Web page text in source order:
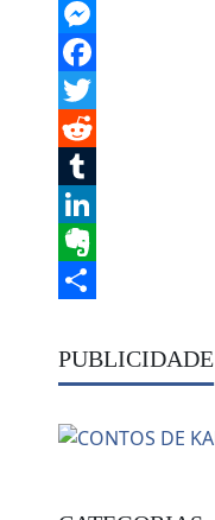
Skype
Messenger
Facebook
Twitter
Reddit
Tumblr
LinkedIn
Evernote
PUBLICIDADE